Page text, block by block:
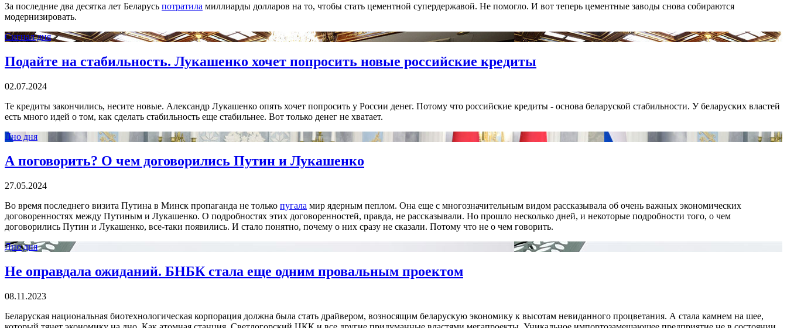
За последние два десятка лет Беларусь потратила миллиарды долларов на то, чтобы стать цементной супердержавой. Не помогло. И вот теперь цементные заводы снова собираются
модернизировать.
Сигнал дня
Подайте на стабильность. Лукашенко хочет попросить новые российские кредиты
02.07.2024
Те кредиты закончились, несите новые. Александр Лукашенко опять хочет попросить у России денег. Потому что российские кредиты - основа беларуской стабильности. У беларуских властей
есть много идей о том, как сделать стабильность еще стабильнее. Вот только денег не хватает.
Дно дня
А поговорить? О чем договорились Путин и Лукашенко
27.05.2024
Во время последнего визита Путина в Минск пропаганда не только пугала мир ядерным пеплом. Она еще с многозначительным видом рассказывала об очень важных экономических
договоренностях между Путиным и Лукашенко. О подробностях этих договоренностей, правда, не рассказывали. Но прошло несколько дней, и некоторые подробности того, о чем
договорились Путин и Лукашенко, все-таки появились. И стало понятно, почему о них сразу не сказали. Потому что не о чем говорить.
Дно дня
Не оправдала ожиданий. БНБК стала еще одним провальным проектом
08.11.2023
Беларуская национальная биотехнологическая корпорация должна была стать драйвером, возносящим беларускую экономику к высотам невиданного процветания. А стала камнем на шее,